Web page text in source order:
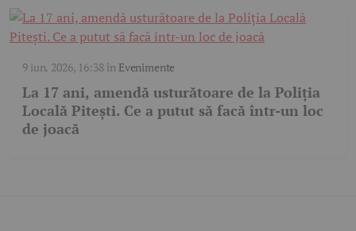
9 iun. 2026, 16:38în Evenimente
La 17 ani, amendă usturătoare de la Poliția
Locală Pitești. Ce a putut să facă într-un loc
de joacă